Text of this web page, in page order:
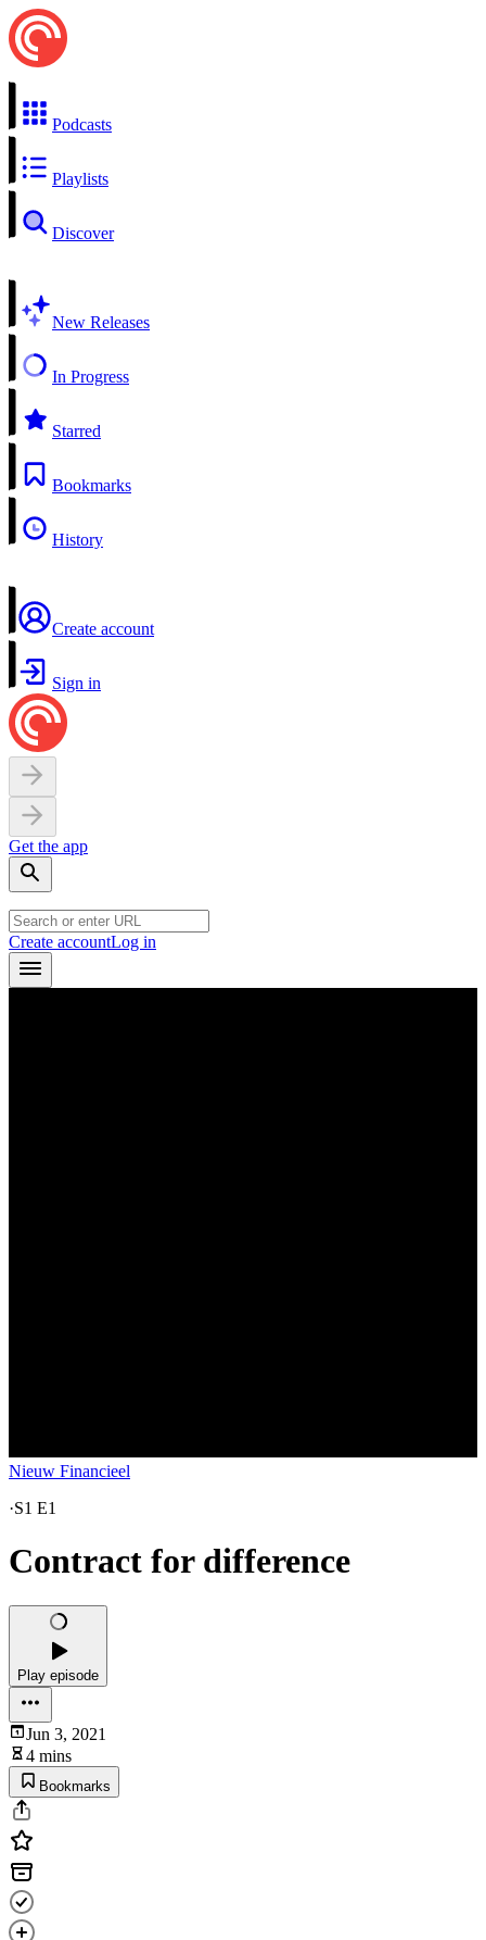
Podcasts
Playlists
Discover
New Releases
In Progress
Starred
Bookmarks
History
Create account
Sign in
Get the app
Create accountLog in
Nieuw Financieel
·S1 E1
Contract for difference
Play episode
Jun 3, 2021
4 mins
Bookmarks